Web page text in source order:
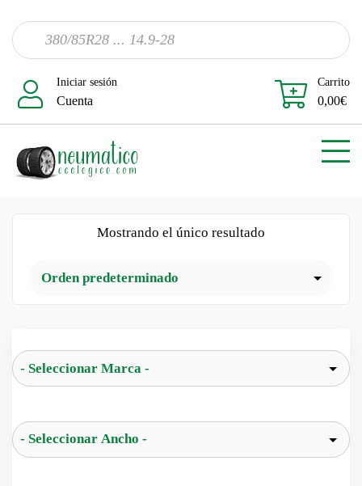
Iniciar sesión
Cuenta
Carrito
0,00€
Mostrando el único resultado